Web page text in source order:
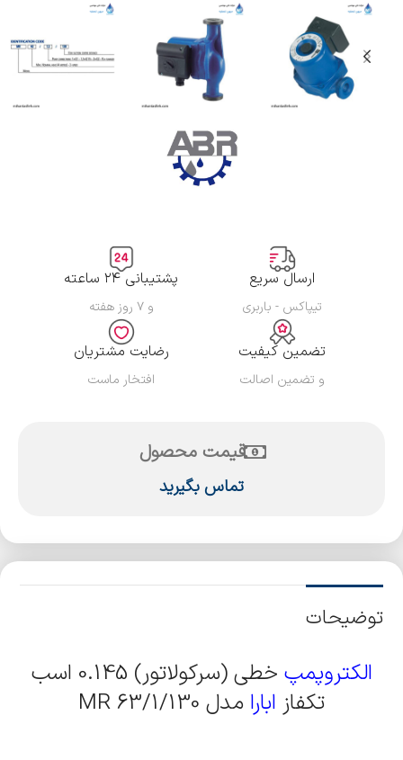
ارسال سریع
تیپاکس - باربری
پشتیبانی ۲۴ ساعته
و ۷ روز هفته
تضمین کیفیت
و تضمین اصالت
رضایت مشتریان
افتخار ماست
قیمت محصول
تماس بگیرید
توضیحات
الکتروپمپ
خطی (سرکولاتور) 0.145 اسب
تکفاز ابارا مدل MR 63/1/130